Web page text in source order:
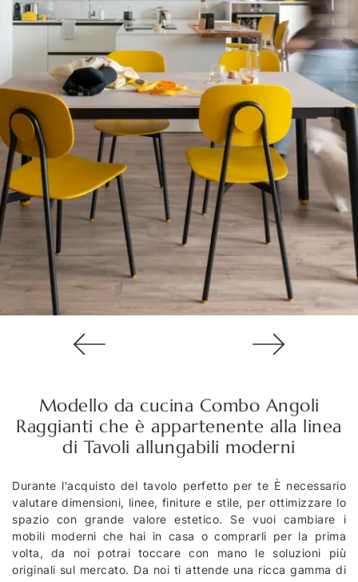
Modello da cucina Combo Angoli
Raggianti che è appartenente alla linea
di Tavoli allungabili moderni
Durante l'acquisto del tavolo perfetto per te È necessario
valutare dimensioni, linee, finiture e stile, per ottimizzare lo
spazio con grande valore estetico. Se vuoi cambiare i
mobili moderni che hai in casa o comprarli per la prima
volta, da noi potrai toccare con mano le soluzioni più
originali sul mercato. Da noi ti attende una ricca gamma di